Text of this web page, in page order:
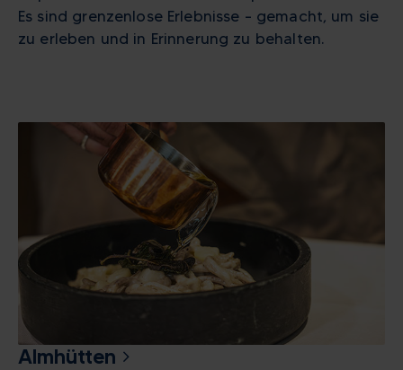
Es sind grenzenlose Erlebnisse – gemacht, um sie
zu erleben und in Erinnerung zu behalten.
Almhütten